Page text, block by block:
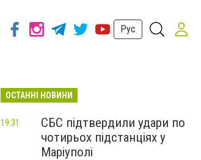
Рус
ОСТАННІ НОВИНИ
СБС підтвердили удари по
чотирьох підстанціях у
Маріуполі
19:31